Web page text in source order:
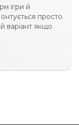
ігри й
просто
варіант якщо